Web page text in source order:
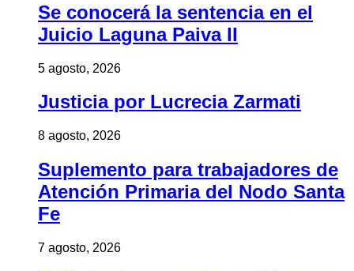
Se conocerá la sentencia en el
Juicio Laguna Paiva II
5 agosto, 2026
Justicia por Lucrecia Zarmati
8 agosto, 2026
Suplemento para trabajadores de
Atención Primaria del Nodo Santa
Fe
7 agosto, 2026